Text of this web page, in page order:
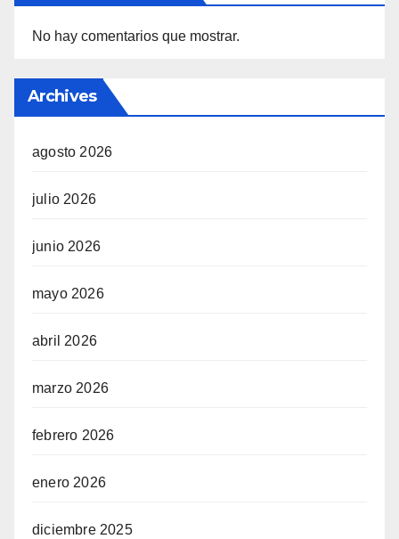
No hay comentarios que mostrar.
Archives
agosto 2026
julio 2026
junio 2026
mayo 2026
abril 2026
marzo 2026
febrero 2026
enero 2026
diciembre 2025